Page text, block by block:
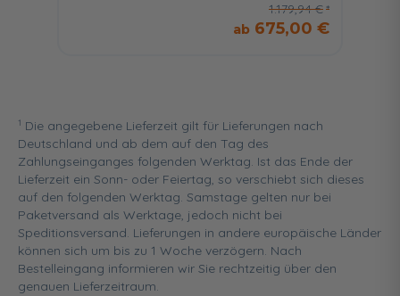
1.179,94 €
675,00 €
1 Die angegebene Lieferzeit gilt für Lieferungen nach
Deutschland und ab dem auf den Tag des
Zahlungseinganges folgenden Werktag. Ist das Ende der
Lieferzeit ein Sonn- oder Feiertag, so verschiebt sich dieses
auf den folgenden Werktag. Samstage gelten nur bei
Paketversand als Werktage, jedoch nicht bei
Speditionsversand. Lieferungen in andere europäische Länder
können sich um bis zu 1 Woche verzögern. Nach
Bestelleingang informieren wir Sie rechtzeitig über den
genauen Lieferzeitraum.